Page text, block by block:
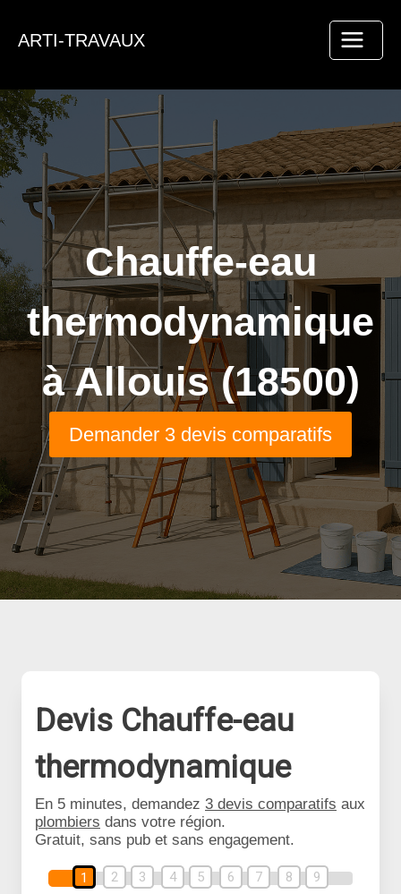
ARTI-TRAVAUX
Chauffe-eau
thermodynamique
à Allouis (18500)
Demander 3 devis comparatifs
Devis Chauffe-eau
thermodynamique
En 5 minutes, demandez 3 devis comparatifs aux
plombiers dans votre région.
Gratuit, sans pub et sans engagement.
1 2 3 4 5 6 7 8 9